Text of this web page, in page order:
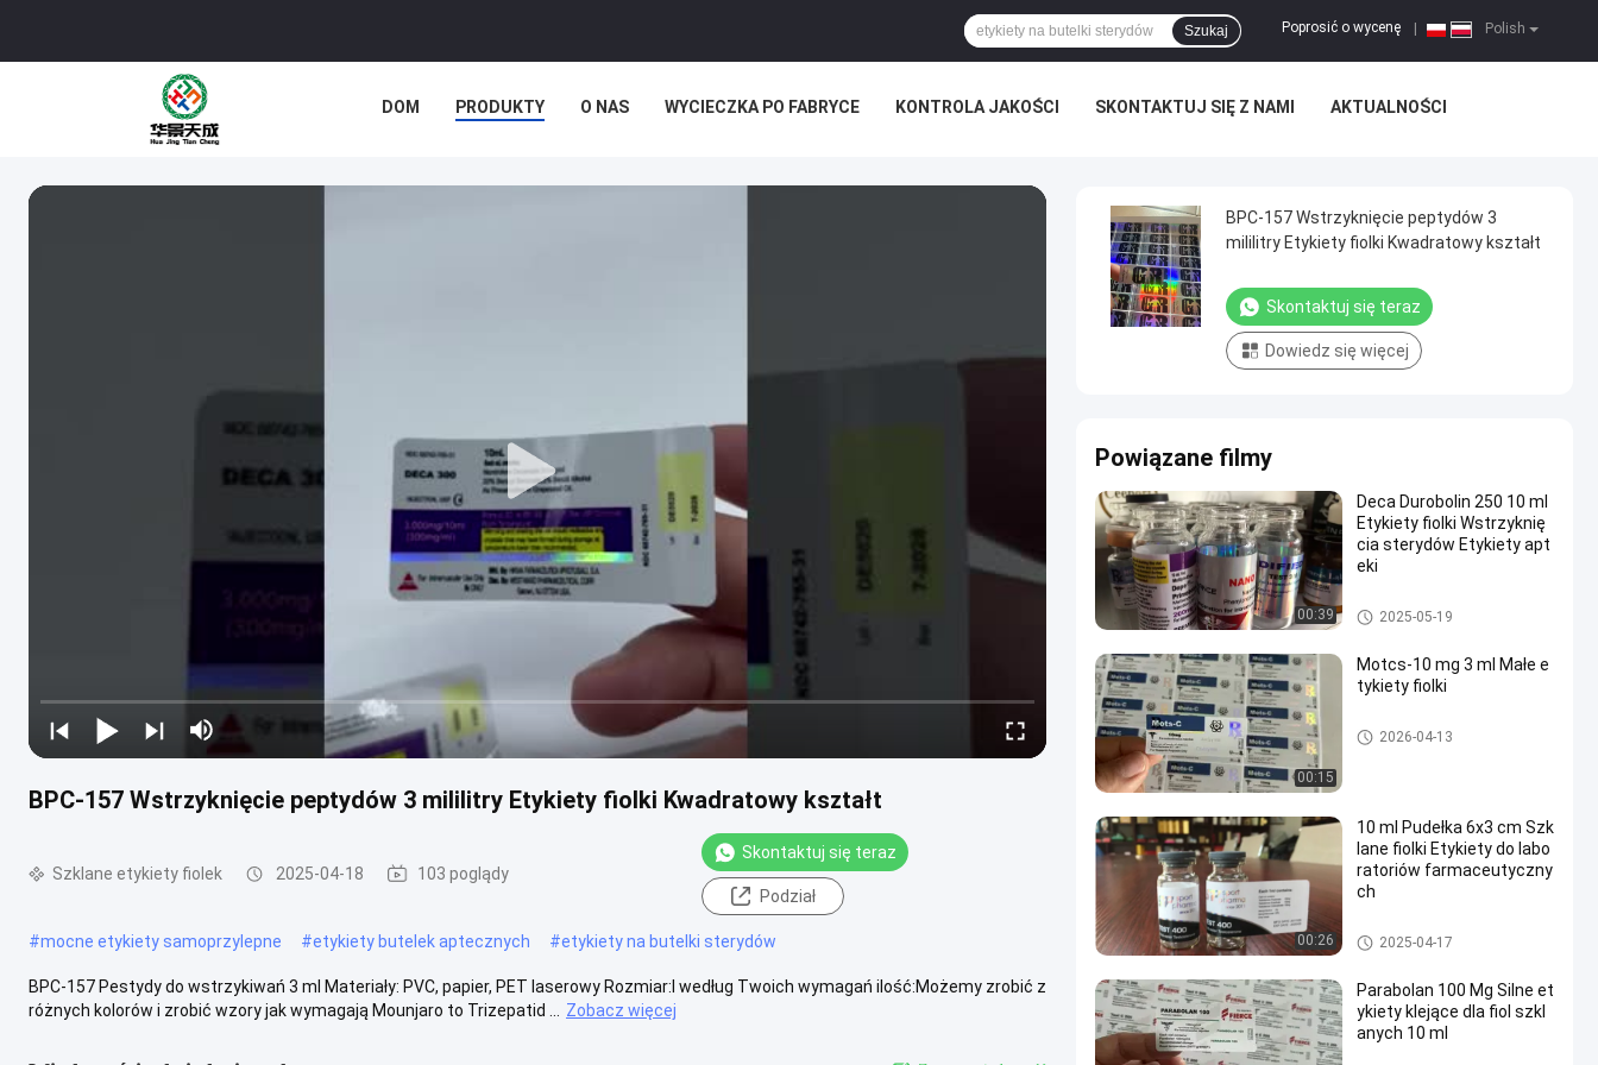
Polish
Poprosić o wycenę
Szukaj
DOM PRODUKTY O NAS WYCIECZKA PO FABRYCE KONTROLA JAKOŚCI SKONTAKTUJ SIĘ Z NAMI AKTUALNOŚCI
BPC-157 Wstrzyknięcie peptydów 3 mililitry Etykiety fiolki Kwadratowy kształt
Szklane etykiety fiolek 2025-04-18 103 poglądy
Skontaktuj się teraz
Podział
#mocne etykiety samoprzylepne #etykiety butelek aptecznych #etykiety na butelki sterydów
BPC-157 Pestydy do wstrzykiwań 3 ml Materiały: PVC, papier, PET laserowy Rozmiar:I według Twoich wymagań ilość:Możemy zrobić z
różnych kolorów i zrobić wzory jak wymagają Mounjaro to Trizepatid ...
Zobacz więcej
BPC-157 Wstrzyknięcie peptydów 3
mililitry Etykiety fiolki Kwadratowy kształt
Skontaktuj się teraz
Dowiedz się więcej
Powiązane filmy
00:39
Deca Durobolin 250 10 ml
Etykiety fiolki Wstrzyknię
cia sterydów Etykiety apt
eki
10 ml etykiet na fiolki
2025-05-19
00:15
Motcs-10 mg 3 ml Małe e
tykiety fiolki
Szklane etykiety fiolek
2026-04-13
00:26
10 ml Pudełka 6x3 cm Szk
lane fiolki Etykiety do labo
ratoriów farmaceutyczny
ch
Szklane etykiety fiolek
2025-04-17
Parabolan 100 Mg Silne et
ykiety klejące dla fiol szkl
anych 10 ml